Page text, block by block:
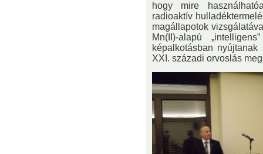
hogy mire
radioaktív
magállapotok
Mn(II)-alapú
képalkotásban
XXI. századi orvoslás